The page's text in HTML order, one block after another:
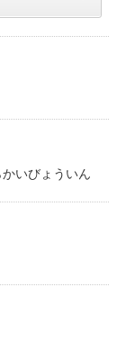
いびょういん